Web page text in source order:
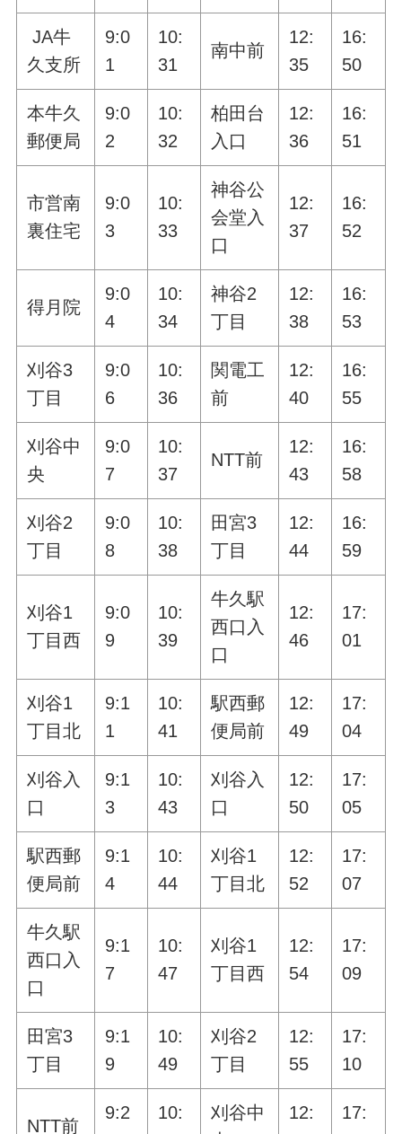
JA牛
久支所
9:0
1
10:
31
南中前
12:
35
16:
50
本牛久
郵便局
9:0
2
10:
32
柏田台
入口
12:
36
16:
51
市営南
裏住宅
9:0
3
10:
33
神谷公
会堂入
口
12:
37
16:
52
得月院
9:0
4
10:
34
神谷2
丁目
12:
38
16:
53
刈谷3
丁目
9:0
6
10:
36
関電工
前
12:
40
16:
55
刈谷中
央
9:0
7
10:
37
NTT前
12:
43
16:
58
刈谷2
丁目
9:0
8
10:
38
田宮3
丁目
12:
44
16:
59
刈谷1
丁目西
9:0
9
10:
39
牛久駅
西口入
口
12:
46
17:
01
刈谷1
丁目北
9:1
1
10:
41
駅西郵
便局前
12:
49
17:
04
刈谷入
口
9:1
3
10:
43
刈谷入
口
12:
50
17:
05
駅西郵
便局前
9:1
4
10:
44
刈谷1
丁目北
12:
52
17:
07
牛久駅
西口入
口
9:1
7
10:
47
刈谷1
丁目西
12:
54
17:
09
田宮3
丁目
9:1
9
10:
49
刈谷2
丁目
12:
55
17:
10
NTT前
9:2
10:
刈谷中
12:
17: